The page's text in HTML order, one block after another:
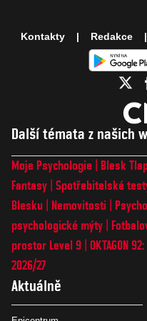
Další témata z našich
Moje Psychologie Blesk
Fantasy Spotřebitelské
Blesku
Nemovitosti
psychologické mýty
prostor Level 9 OKTAGON
2026/27
Aktuálně
Kontakty Redakce